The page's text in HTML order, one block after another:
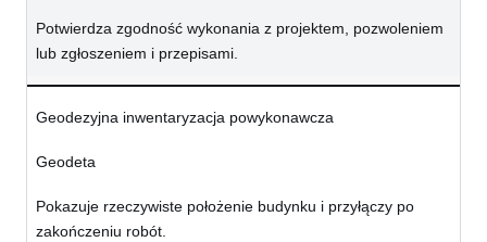
Potwierdza zgodność wykonania z projektem, pozwoleniem
lub zgłoszeniem i przepisami.
Geodezyjna inwentaryzacja powykonawcza
Geodeta
Pokazuje rzeczywiste położenie budynku i przyłączy po
zakończeniu robót.